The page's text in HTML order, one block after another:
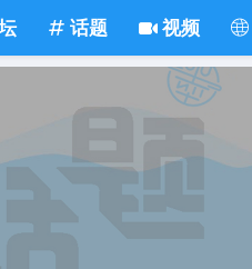
话题 视频